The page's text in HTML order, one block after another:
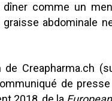
comme un
abdominale
Creapharma.ch
de